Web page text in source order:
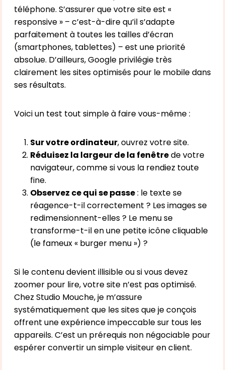
téléphone. S’assurer que votre site est «
responsive » – c’est-à-dire qu’il s’adapte
parfaitement à toutes les tailles d’écran
(smartphones, tablettes) – est une priorité
absolue. D’ailleurs, Google privilégie très
clairement les sites optimisés pour le mobile dans
ses résultats.
Voici un test tout simple à faire vous-même :
Sur votre ordinateur, ouvrez votre site.
Réduisez la largeur de la fenêtrede votre
navigateur, comme si vous la rendiez toute
fine.
Observez ce qui se passe: le texte se
réagence-t-il correctement ? Les images se
redimensionnent-elles ? Le menu se
transforme-t-il en une petite icône cliquable
(le fameux « burger menu ») ?
Si le contenu devient illisible ou si vous devez
zoomer pour lire, votre site n’est pas optimisé.
Chez Studio Mouche, je m’assure
systématiquement que les sites que je conçois
offrent une expérience impeccable sur tous les
appareils. C’est un prérequis non négociable pour
espérer convertir un simple visiteur en client.